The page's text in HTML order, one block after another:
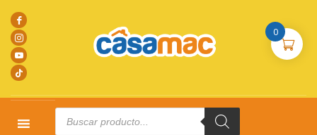
Products
search
0